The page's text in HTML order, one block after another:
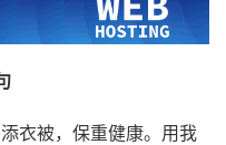
衣被，保重健康。用我